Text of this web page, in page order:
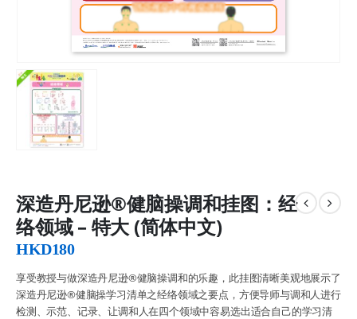
深造丹尼逊®健脑操调和挂图：经
络领域 – 特大 (简体中文)
HKD180
享受教授与做深造丹尼逊®健脑操调和的乐趣，此挂图清晰美观地展示了
深造丹尼逊®健脑操学习清单之经络领域之要点，方便导师与调和人进行
检测、示范、记录、让调和人在四个领域中容易选出适合自己的学习清